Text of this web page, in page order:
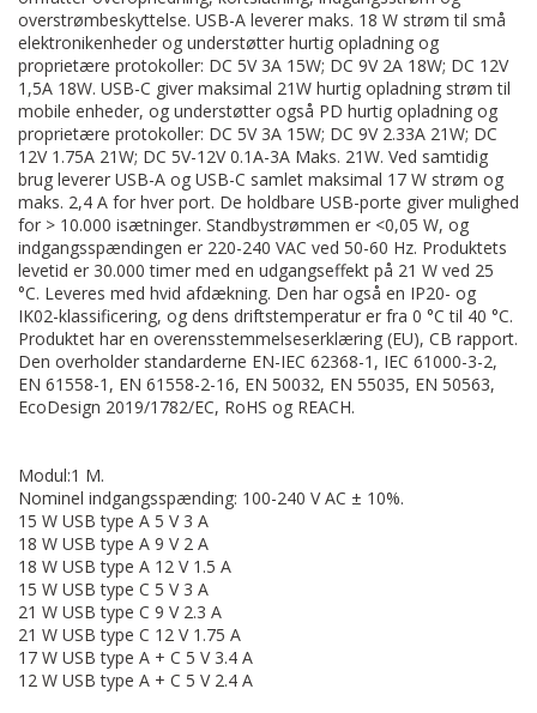
overstrømbeskyttelse. USB-A leverer maks. 18 W strøm til små
elektronikenheder og understøtter hurtig opladning og
proprietære protokoller: DC 5V 3A 15W; DC 9V 2A 18W; DC 12V
1,5A 18W. USB-C giver maksimal 21W hurtig opladning strøm til
mobile enheder, og understøtter også PD hurtig opladning og
proprietære protokoller: DC 5V 3A 15W; DC 9V 2.33A 21W; DC
12V 1.75A 21W; DC 5V-12V 0.1A-3A Maks. 21W. Ved samtidig
brug leverer USB-A og USB-C samlet maksimal 17 W strøm og
maks. 2,4 A for hver port. De holdbare USB-porte giver mulighed
for > 10.000 isætninger. Standbystrømmen er <0,05 W, og
indgangsspændingen er 220-240 VAC ved 50-60 Hz. Produktets
levetid er 30.000 timer med en udgangseffekt på 21 W ved 25
°C. Leveres med hvid afdækning. Den har også en IP20- og
IK02-klassificering, og dens driftstemperatur er fra 0 °C til 40 °C.
Produktet har en overensstemmelseserklæring (EU), CB rapport.
Den overholder standarderne EN-IEC 62368-1, IEC 61000-3-2,
EN 61558-1, EN 61558-2-16, EN 50032, EN 55035, EN 50563,
EcoDesign 2019/1782/EC, RoHS og REACH.
Modul:1 M.
Nominel indgangsspænding: 100-240 V AC ± 10%.
15 W USB type A 5 V 3 A
18 W USB type A 9 V 2 A
18 W USB type A 12 V 1.5 A
15 W USB type C 5 V 3 A
21 W USB type C 9 V 2.3 A
21 W USB type C 12 V 1.75 A
17 W USB type A + C 5 V 3.4 A
12 W USB type A + C 5 V 2.4 A